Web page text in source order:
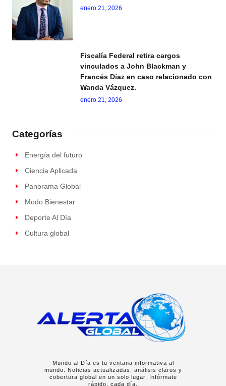
enero 21, 2026
Fiscalía Federal retira cargos
vinculados a John Blackman y
Francés Díaz en caso relacionado con
Wanda Vázquez.
enero 21, 2026
Categorías
Energía del futuro
Ciencia Aplicada
Panorama Global
Modo Bienestar
Deporte Al Día
Cultura global
Mundo al Día es tu ventana informativa al
mundo. Noticias actualizadas, análisis claros y
cobertura global en un solo lugar. Infórmate
rápido, cada día.